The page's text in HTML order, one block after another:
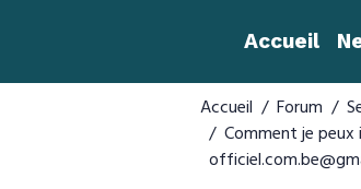
Accueil
Accueil Forum
Comment je